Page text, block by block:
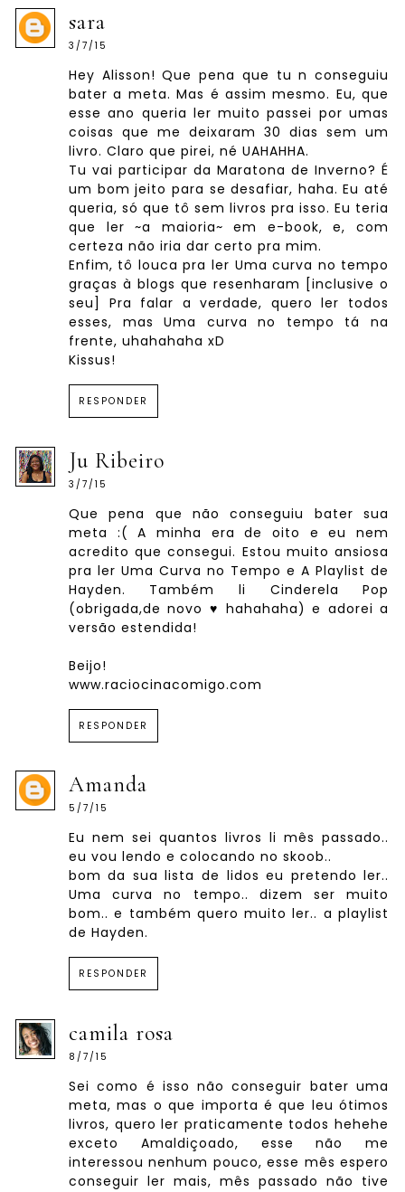
sara
3/7/15
Hey Alisson! Que pena que tu n conseguiu
bater a meta. Mas é assim mesmo. Eu, que
esse ano queria ler muito passei por umas
coisas que me deixaram 30 dias sem um
livro. Claro que pirei, né UAHAHHA.
Tu vai participar da Maratona de Inverno? É
um bom jeito para se desafiar, haha. Eu até
queria, só que tô sem livros pra isso. Eu teria
que ler ~a maioria~ em e-book, e, com
certeza não iria dar certo pra mim.
Enfim, tô louca pra ler Uma curva no tempo
graças à blogs que resenharam [inclusive o
seu] Pra falar a verdade, quero ler todos
esses, mas Uma curva no tempo tá na
frente, uhahahaha xD
Kissus!
RESPONDER
Ju Ribeiro
3/7/15
Que pena que não conseguiu bater sua
meta :( A minha era de oito e eu nem
acredito que consegui. Estou muito ansiosa
pra ler Uma Curva no Tempo e A Playlist de
Hayden. Também li Cinderela Pop
(obrigada,de novo ♥ hahahaha) e adorei a
versão estendida!
Beijo!
www.raciocinacomigo.com
RESPONDER
Amanda
5/7/15
Eu nem sei quantos livros li mês passado..
eu vou lendo e colocando no skoob..
bom da sua lista de lidos eu pretendo ler..
Uma curva no tempo.. dizem ser muito
bom.. e também quero muito ler.. a playlist
de Hayden.
RESPONDER
camila rosa
8/7/15
Sei como é isso não conseguir bater uma
meta, mas o que importa é que leu ótimos
livros, quero ler praticamente todos hehehe
exceto Amaldiçoado, esse não me
interessou nenhum pouco, esse mês espero
conseguir ler mais, mês passado não tive